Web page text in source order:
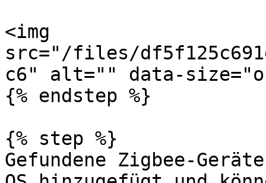
<img
src="/files/
c6" alt="" data-
{% endstep %}
{% step %}
Gefundene Zigbee-